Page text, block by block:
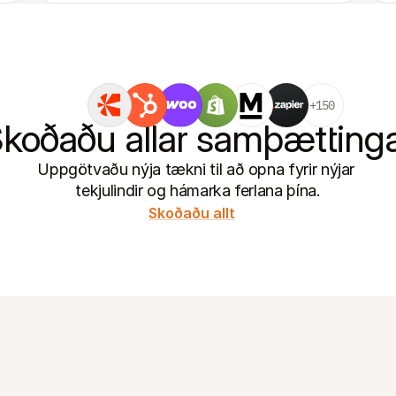
+150
allar
Uppgötvaðu nýja tækni til að opna fyrir nýjar
tekjulindir og hámarka ferlana þína.
Skoðaðu allt